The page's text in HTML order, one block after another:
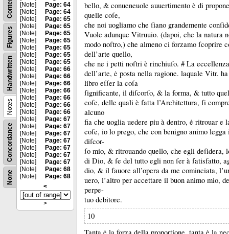
None
Concordance
Notes
Handwritten
Figures
Content
[Note]
Page: 64
[Note]
Page: 64
[Note]
Page: 65
[Note]
Page: 65
[Note]
Page: 65
[Note]
Page: 65
[Note]
Page: 65
[Note]
Page: 65
[Note]
Page: 65
[Note]
Page: 66
[Note]
Page: 66
[Note]
Page: 66
[Note]
Page: 66
[Note]
Page: 66
[Note]
Page: 66
[Note]
Page: 66
[Note]
Page: 67
[Note]
Page: 67
[Note]
Page: 67
[Note]
Page: 67
[Note]
Page: 67
[Note]
Page: 67
[Note]
Page: 67
[Note]
Page: 68
[Note]
Page: 68
<
>
bello, & conueneuole auuertimento è di
quelle coſe,
che noi uogliamo che ſiano grandemente
Vuole adunque Vitruuio. (dapoi, che la natura
modo noſtro,) che almeno ci forzamo ſcoprire
dell’arte quello,
che ne i petti noſtri è rinchiuſo. # La
dell’arte, ė posta nella ragione. laquale Vitr.
libro eſſer la coſa
ſignificante, il diſcorſo, & la forma, & tutto
coſe, delle quali è fatta l’Architettura, ſi
alcuno
fia che uoglia uedere piu à dentro, ė ritrouar e
coſe, io lo prego, che con benigno animo legga
diſcor-
ſo mio, & ritrouando quello, che egli deſidera,
di Dio, & ſe del tutto egli non ſer à ſatisfatto,
dio, & il fauore all’opera da me cominciata,
uero, l’altro per accettare il buon animo mio,
perpe-
tuo debitore.
10